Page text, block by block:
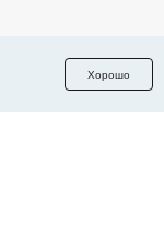
Хорошо